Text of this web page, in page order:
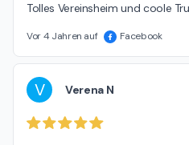
Tolles Vereinsheim und coole
Vor 4 Jahren auf Facebook
V Verena N